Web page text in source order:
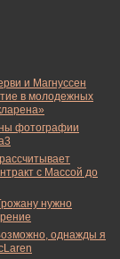
и Магнуссен
в молодежных
фотографии
с Массой до
нужно
однажды я